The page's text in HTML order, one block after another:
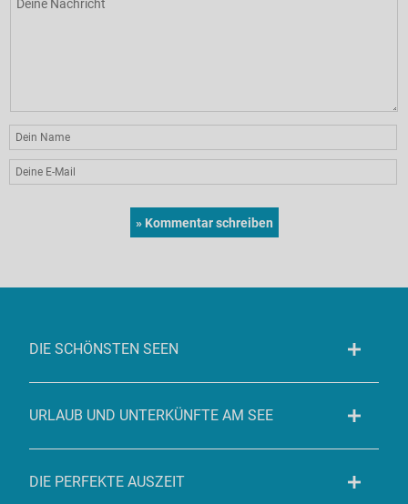
DIE SCHÖNSTEN SEEN
URLAUB UND UNTERKÜNFTE AM SEE
DIE PERFEKTE AUSZEIT